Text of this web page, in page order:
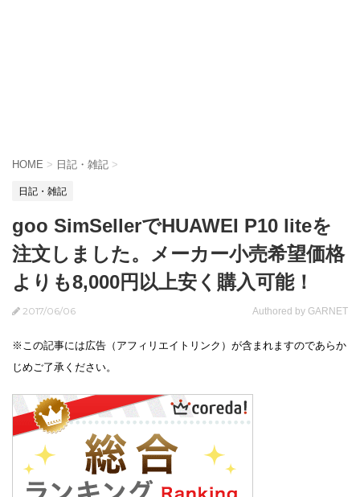
HOME > 日記・雑記 >
日記・雑記
goo SimSellerでHUAWEI P10 liteを
注文しました。メーカー小売希望価格
よりも8,000円以上安く購入可能！
2017/06/06 Authored by GARNET
※この記事には広告（アフィリエイトリンク）が含まれますのであらか
じめご了承ください。